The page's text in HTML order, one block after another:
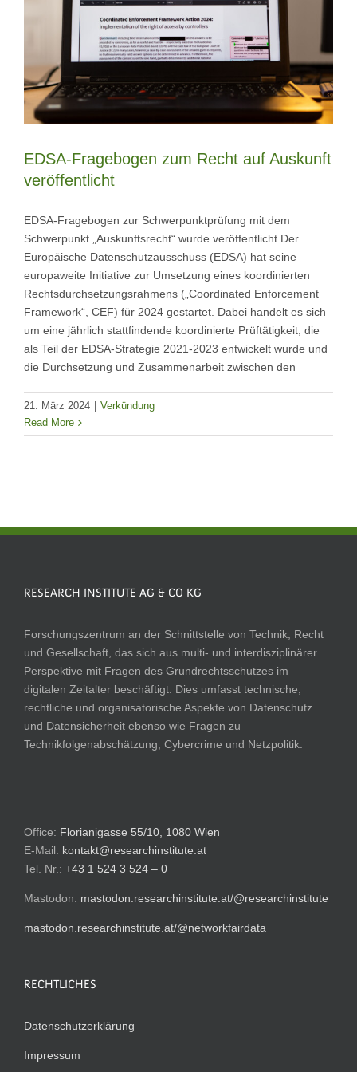
EDSA-Fragebogen zum Recht auf Auskunft
veröffentlicht
EDSA-Fragebogen zur Schwerpunktprüfung mit dem
Schwerpunkt „Auskunftsrecht“ wurde veröffentlicht Der
Europäische Datenschutzausschuss (EDSA) hat seine
europaweite Initiative zur Umsetzung eines koordinierten
Rechtsdurchsetzungsrahmens („Coordinated Enforcement
Framework“, CEF) für 2024 gestartet. Dabei handelt es sich
um eine jährlich stattfindende koordinierte Prüftätigkeit, die
als Teil der EDSA-Strategie 2021-2023 entwickelt wurde und
die Durchsetzung und Zusammenarbeit zwischen den
21. März 2024
Verkündung
Read More
RESEARCH INSTITUTE AG & CO KG
Forschungszentrum an der Schnittstelle von Technik, Recht
und Gesellschaft, das sich aus multi- und interdisziplinärer
Perspektive mit Fragen des Grundrechtsschutzes im
digitalen Zeitalter beschäftigt. Dies umfasst technische,
rechtliche und organisatorische Aspekte von Datenschutz
und Datensicherheit ebenso wie Fragen zu
Technikfolgenabschätzung, Cybercrime und Netzpolitik.
Office: Florianigasse 55/10, 1080 Wien
E-Mail: kontakt@researchinstitute.at
Tel. Nr.: +43 1 524 3 524 – 0
Mastodon: mastodon.researchinstitute.at/@researchinstitute
mastodon.researchinstitute.at/@networkfairdata
RECHTLICHES
Datenschutzerklärung
Impressum